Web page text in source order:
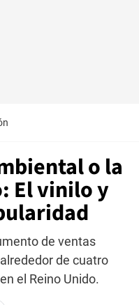
o la
El vinilo y
de ventas
de cuatro
el Reino Unido.